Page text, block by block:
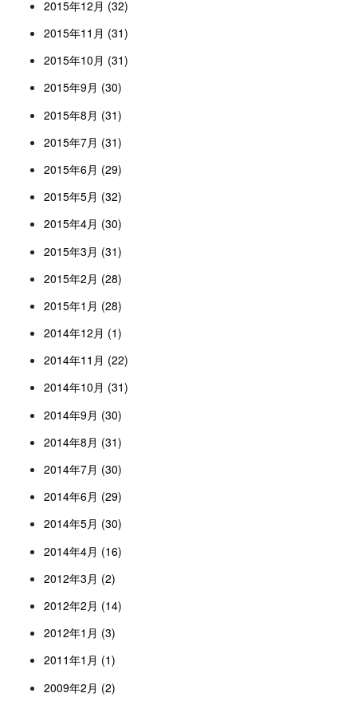
2015年12月 (32)
2015年11月 (31)
2015年10月 (31)
2015年9月 (30)
2015年8月 (31)
2015年7月 (31)
2015年6月 (29)
2015年5月 (32)
2015年4月 (30)
2015年3月 (31)
2015年2月 (28)
2015年1月 (28)
2014年12月 (1)
2014年11月 (22)
2014年10月 (31)
2014年9月 (30)
2014年8月 (31)
2014年7月 (30)
2014年6月 (29)
2014年5月 (30)
2014年4月 (16)
2012年3月 (2)
2012年2月 (14)
2012年1月 (3)
2011年1月 (1)
2009年2月 (2)